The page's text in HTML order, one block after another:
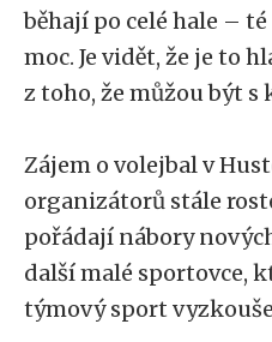
běhají po celé hale –
moc. Je vidět, že je to
z toho, že můžou být s
Zájem o volejbal v
organizátorů stále
pořádají nábory
další malé sportovce,
týmový sport